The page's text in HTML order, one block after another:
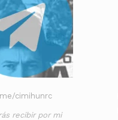
cimihunrc
recibir por mi